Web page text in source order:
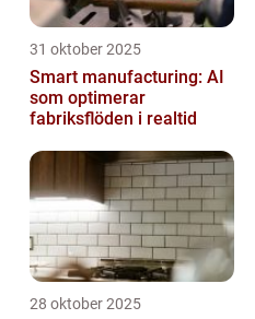
31 oktober 2025
Smart manufacturing: AI
som optimerar
fabriksflöden i realtid
28 oktober 2025